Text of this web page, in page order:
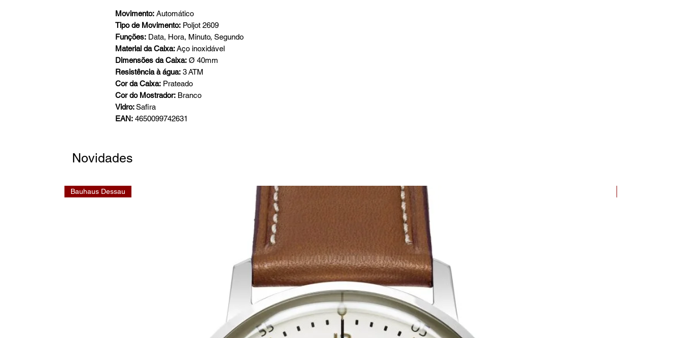
Movimento: Automático
Tipo de Movimento: Poljot 2609
Funções: Data, Hora, Minuto, Segundo
Material da Caixa:Aço inoxidável
Dimensões da Caixa: Ø 40mm
Resistência à água: 3 ATM
Cor da Caixa: Prateado
Cor do Mostrador: Branco
Vidro:Safira
EAN: 4650099742631
Novidades
Bauhaus Dessau